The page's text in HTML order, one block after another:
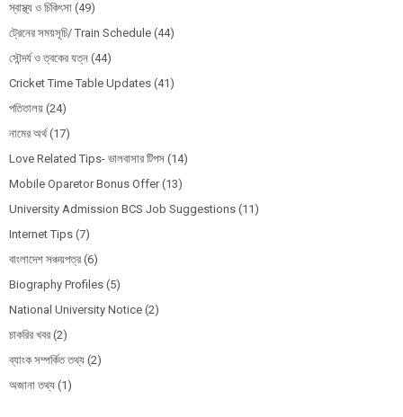
স্বাস্থ্য ও চিকিৎসা (49)
ট্রেনের সময়সূচি/ Train Schedule (44)
সৌন্দর্য ও ত্বকের যত্ন (44)
Cricket Time Table Updates (41)
পতিতালয় (24)
নামের অর্থ (17)
Love Related Tips- ভালবাসার টিপস (14)
Mobile Oparetor Bonus Offer (13)
University Admission BCS Job Suggestions (11)
Internet Tips (7)
বাংলাদেশ সঞ্চয়পত্র (6)
Biography Profiles (5)
National University Notice (2)
চাকরির খবর (2)
ব্যাংক সম্পর্কিত তথ্য (2)
অজানা তথ্য (1)